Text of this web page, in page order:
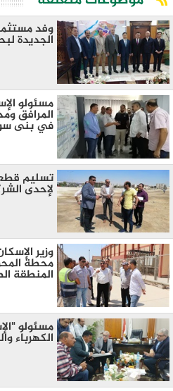
وفد
الجديدة
مسئولو
المرافق
في بنى
تسليم
لإحدى
وزير
محطة
المنطقة
مسئولو
الكهرباء